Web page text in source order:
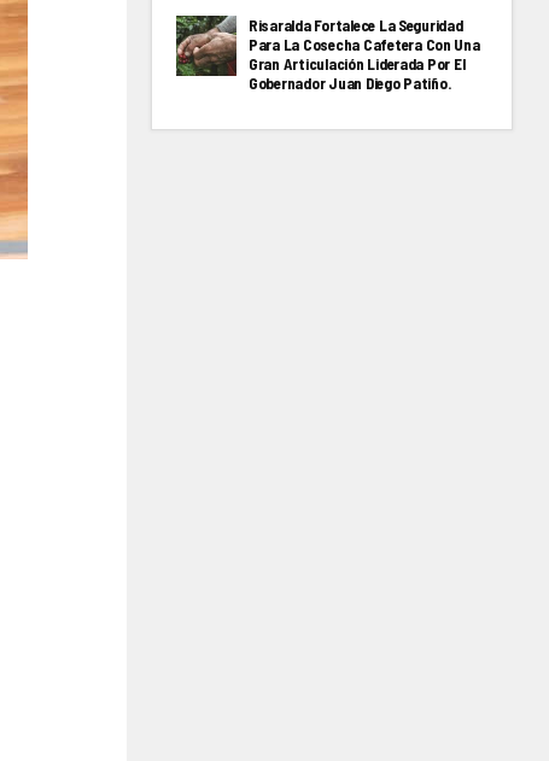
Risaralda Fortalece La Seguridad
Para La Cosecha Cafetera Con Una
Gran Articulación Liderada Por El
Gobernador Juan Diego Patiño.